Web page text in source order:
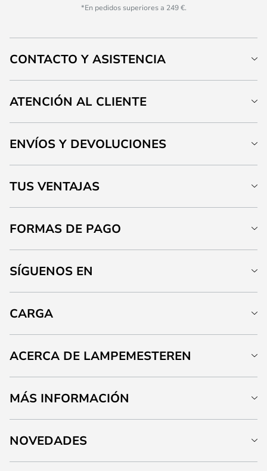
*En pedidos superiores a 249 €.
CONTACTO Y ASISTENCIA
ATENCIÓN AL CLIENTE
ENVÍOS Y DEVOLUCIONES
TUS VENTAJAS
FORMAS DE PAGO
SÍGUENOS EN
CARGA
ACERCA DE LAMPEMESTEREN
MÁS INFORMACIÓN
NOVEDADES